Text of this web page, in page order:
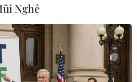
Tân 1 (xã An Cư), ông Lê
biết, nhữngtrường hợp vi
nhân dân thôn báo cáo lên
kiên quyết xử lý.
Nghê